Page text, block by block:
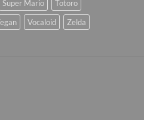
Super Mario
Totoro
Vocaloid Zelda